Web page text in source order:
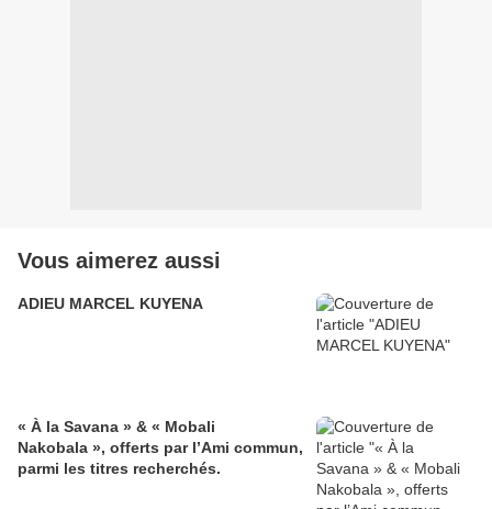
Vous aimerez aussi
ADIEU MARCEL KUYENA
« À la Savana » & « Mobali
Nakobala », offerts par l’Ami commun,
parmi les titres recherchés.